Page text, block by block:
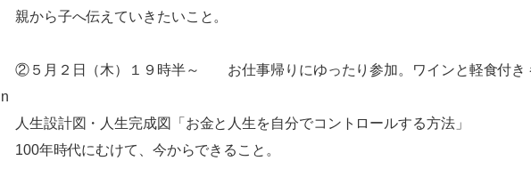
親から子へ伝えていきたいこと。
②５月２日（木）１９時半～ お仕事帰りにゆったり参加。ワインと軽食付
n
人生設計図・人生完成図「お金と人生を自分でコントロールする方法」
100年時代にむけて、今からできること。